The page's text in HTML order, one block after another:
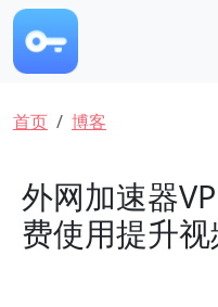
跳转到主要内容
面包屑
首页 博客
外网加速器
费使用提升